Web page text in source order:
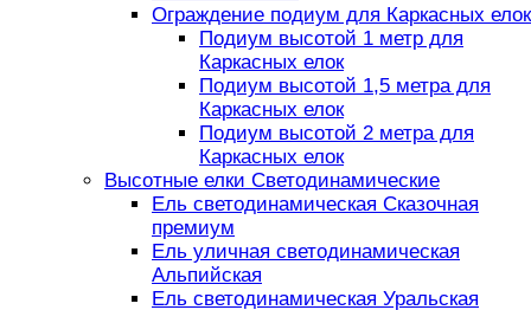
Ограждение подиум для Каркасных елок
Подиум высотой 1 метр для
Каркасных елок
Подиум высотой 1,5 метра для
Каркасных елок
Подиум высотой 2 метра для
Каркасных елок
Высотные елки Светодинамические
Ель светодинамическая Сказочная
премиум
Ель уличная светодинамическая
Альпийская
Ель светодинамическая Уральская